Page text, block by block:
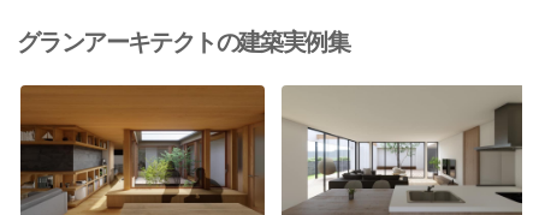
グランアーキテクトの建築実例集